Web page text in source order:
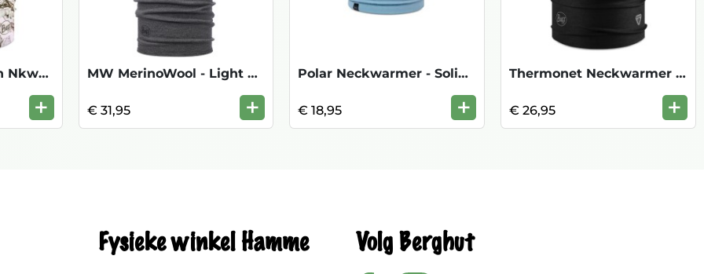
Original Ecostretch Nkwrmr- Pyrim Multi
+
MW MerinoWool - Light Grey Melange
€ 31,95 +
Polar Neckwarmer - Solid Lake Blue
€ 18,95 +
Thermonet Neckwarmer - Solid Black
€ 26,95 +
Fysieke winkel Hamme Volg Berghut